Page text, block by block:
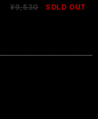
¥9,530
SOLD OUT